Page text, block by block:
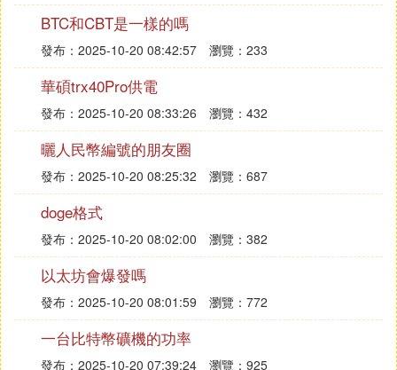
以太坊可以買,但是投資風險很大不管是什麼虛擬
幣、多麼高大上的區塊鏈項目,投資都有風險。而且
幣圈投資暴漲暴跌,虧損本金甚至歸零的風險跟大
以太坊是一個開源的有智能合約功能的公共區塊鏈平
台，通過其專用加密貨幣以太幣可以的,不過不同於
以往的漲賺跌賠,現在大多數都採用合約交易方式,不
論漲跌都能盈利,以太幣也好,biteb也罷,很多xnb都可
以的。
ETH以太坊價格會受各種因素影響,以太坊有漲的可
能嗎?以太坊今日價格、歷史價格、未來價格分析專
題。幣圈子為您免費提供以太坊價格相關新聞、相關
知識、相關報道等,同時為您提供以太盡管這幾天以
太坊的價格在漲跌之中不斷切換,但是當價格下跌的
時候也是可以通過在領域王國上買跌的,而買對的話
就可以獲得所投入的93%。日 漲跌牽動人心,
BTC和CBT是一樣的嗎
發布：2025-10-20 08:42:57 瀏覽：233
華碩trx40Pro供電
發布：2025-10-20 08:33:26 瀏覽：432
曬人民幣編號的朋友圈
發布：2025-10-20 08:25:32 瀏覽：687
doge格式
發布：2025-10-20 08:02:00 瀏覽：382
以太坊會爆發嗎
發布：2025-10-20 08:01:59 瀏覽：772
一台比特幣礦機的功率
發布：2025-10-20 07:39:24 瀏覽：925